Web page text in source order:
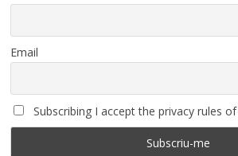
Email
Subscribing I accept the privacy rules